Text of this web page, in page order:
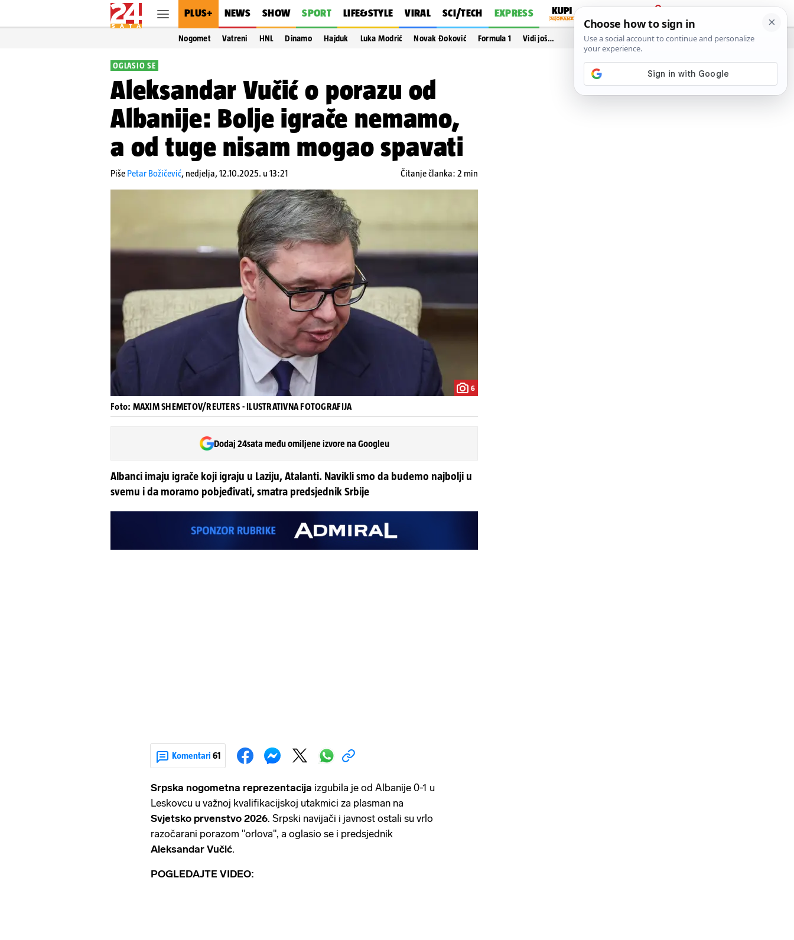
PLUS+ NEWS SHOW SPORT LIFE&STYLE VIRAL SCI/TECH EXPRESS
PRIJAVA
Nogomet Vatreni HNL Dinamo Hajduk Luka Modrić Novak Đoković Formula 1 Vidi još…
OGLASIO SE
Aleksandar Vučić o porazu od
Albanije: Bolje igrače nemamo,
a od tuge nisam mogao spavati
Piše Petar Božičević, nedjelja, 12.10.2025. u 13:21 Čitanje članka: 2 min
6
Foto: MAXIM SHEMETOV/REUTERS - ILUSTRATIVNA FOTOGRAFIJA
Dodaj 24sata među omiljene izvore na Googleu
Albanci imaju igrače koji igraju u Laziju, Atalanti. Navikli smo da budemo najbolji u
svemu i da moramo pobjeđivati, smatra predsjednik Srbije
Komentari 61
Srpska nogometna reprezentacija izgubila je od Albanije 0-1 u
Leskovcu u važnoj kvalifikacijskoj utakmici za plasman na
Svjetsko prvenstvo 2026. Srpski navijači i javnost ostali su vrlo
razočarani porazom "orlova", a oglasio se i predsjednik
Aleksandar Vučić.
POGLEDAJTE VIDEO: